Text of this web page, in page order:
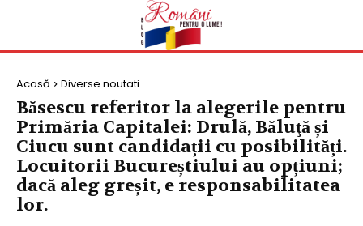
Acasă Diverse noutati
Băsescu referitor la alegerile pentru
Primăria Capitalei: Drulă, Băluţă și
Ciucu sunt candidații cu posibilități.
Locuitorii Bucureștiului au opțiuni;
dacă aleg greșit, e responsabilitatea
lor.